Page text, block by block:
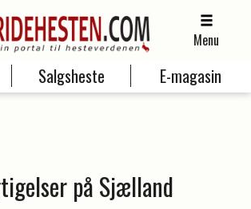
Menu
Salgsheste E-magasin
på Sjælland